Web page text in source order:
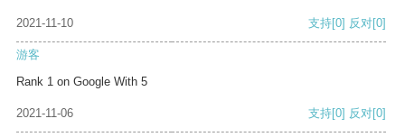
2021-11-10 支持[0] 反对[0]
游客
Rank 1 on Google With 5
2021-11-06 支持[0] 反对[0]